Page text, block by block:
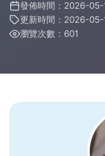
發佈時間：2026-05-
更新時間：2026-05-
瀏覽次數：601